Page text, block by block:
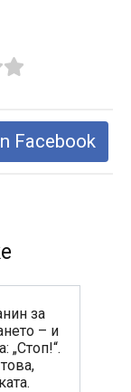
Facebook
за
– и
„Стоп!“.